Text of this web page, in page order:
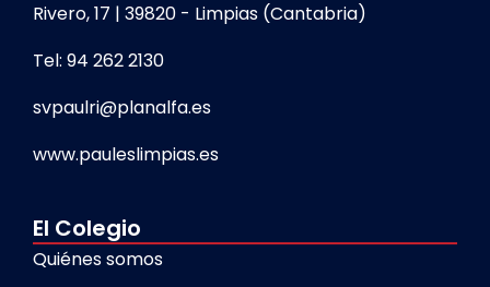
Rivero, 17 | 39820 - Limpias (Cantabria)
Tel: 94 262 2130
svpaulri@planalfa.es
www.pauleslimpias.es
El Colegio
Quiénes somos